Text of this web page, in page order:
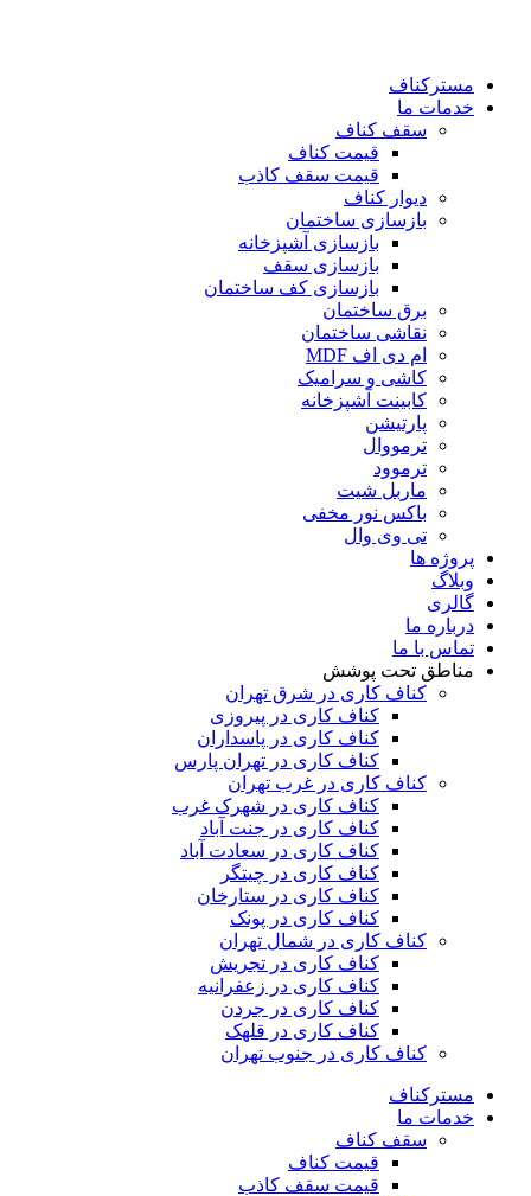
مسترکناف
خدمات ما
سقف کناف
قیمت کناف
قیمت سقف کاذب
دیوار کناف
بازسازی ساختمان
بازسازی آشپزخانه
بازسازی سقف
بازسازی کف ساختمان
برق ساختمان
نقاشی ساختمان
ام دی اف MDF
کاشی و سرامیک
کابینت آشپزخانه
پارتیشن
ترمووال
ترموود
ماربل شیت
باکس نور مخفی
تی وی وال
پروژه ها
وبلاگ
گالری
درباره ما
تماس با ما
مناطق تحت پوشش
کناف کاری در شرق تهران
کناف کاری در پیروزی
کناف کاری در پاسداران
کناف کاری در تهران پارس
کناف کاری در غرب تهران
کناف کاری در شهرک غرب
کناف کاری در جنت آباد
کناف کاری در سعادت آباد
کناف کاری در چیتگر
کناف کاری در ستارخان
کناف کاری در پونک
کناف کاری در شمال تهران
کناف کاری در تجریش
کناف کاری در زعفرانیه
کناف کاری در جردن
کناف کاری در قلهک
کناف کاری در جنوب تهران
مسترکناف
خدمات ما
سقف کناف
قیمت کناف
قیمت سقف کاذب